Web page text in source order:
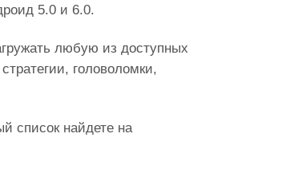
5.0 и 6.0.
любую из доступных
головоломки,
список найдете на